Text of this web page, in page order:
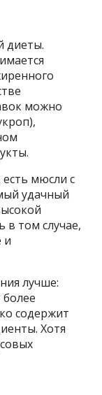
диеты.
можно
мюсли с
удачный
в том случае,
и
лучше:
содержит
Хотя